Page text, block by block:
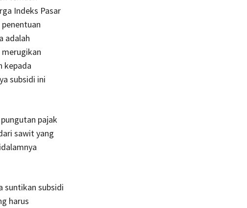
Indeks Pasar
adalah
kepada
subsidi ini
pajak
sawit yang
suntikan subsidi
harus